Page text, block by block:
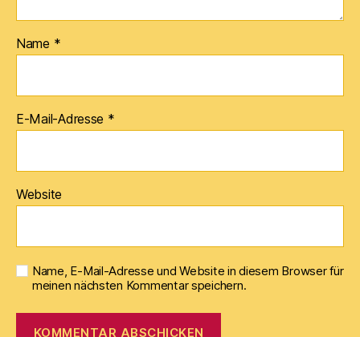
Name *
E-Mail-Adresse *
Website
Name, E-Mail-Adresse und Website in diesem Browser für
meinen nächsten Kommentar speichern.